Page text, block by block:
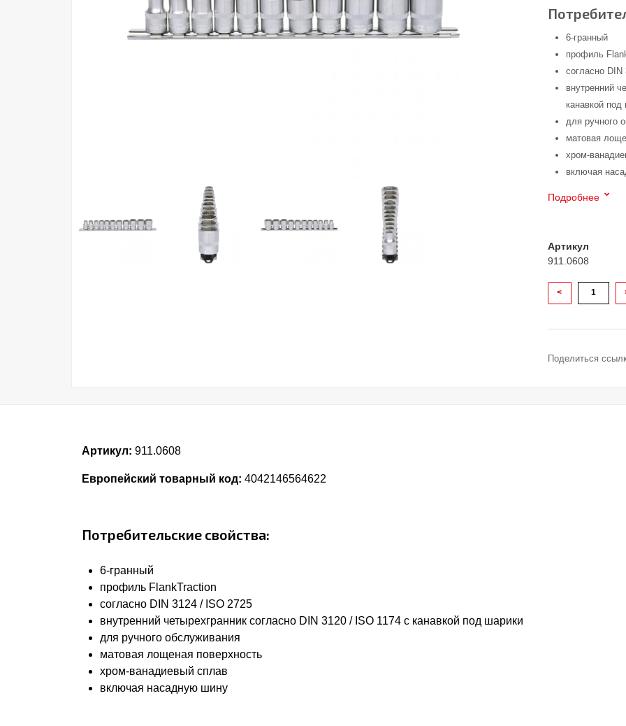
6-гранный
профиль
согласно
внутренний
канавкой под
для ручного
матовая
хром-
включая
Подробнее
Артикул
911.0608
<
Поделиться
Артикул: 911.0608
Европейский товарный код: 4042146564622
Потребительские свойства:
6-гранный
профиль FlankTraction
согласно DIN 3124 / ISO 2725
внутренний четырехгранник согласно DIN 3120 / ISO 1174 с канавкой под шарики
для ручного обслуживания
матовая лощеная поверхность
хром-ванадиевый сплав
включая насадную шину